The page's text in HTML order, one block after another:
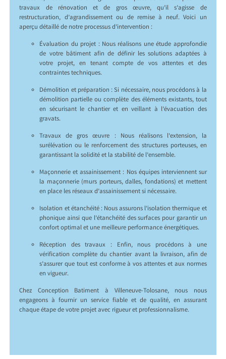
travaux de rénovation et de gros œuvre, qu’il s’agisse de
restructuration, d’agrandissement ou de remise à neuf. Voici un
aperçu détaillé de notre processus d’intervention :
Évaluation du projet : Nous réalisons une étude approfondie
de votre bâtiment afin de définir les solutions adaptées à
votre projet, en tenant compte de vos attentes et des
contraintes techniques.
Démolition et préparation : Si nécessaire, nous procédons à la
démolition partielle ou complète des éléments existants, tout
en sécurisant le chantier et en veillant à l’évacuation des
gravats.
Travaux de gros œuvre : Nous réalisons l’extension, la
surélévation ou le renforcement des structures porteuses, en
garantissant la solidité et la stabilité de l’ensemble.
Maçonnerie et assainissement : Nos équipes interviennent sur
la maçonnerie (murs porteurs, dalles, fondations) et mettent
en place les réseaux d’assainissement si nécessaire.
Isolation et étanchéité : Nous assurons l’isolation thermique et
phonique ainsi que l’étanchéité des surfaces pour garantir un
confort optimal et une meilleure performance énergétiques.
Réception des travaux : Enfin, nous procédons à une
vérification complète du chantier avant la livraison, afin de
s’assurer que tout est conforme à vos attentes et aux normes
en vigueur.
Chez Conception Batiment à Villeneuve-Tolosane, nous nous
engageons à fournir un service fiable et de qualité, en assurant
chaque étape de votre projet avec rigueur et professionnalisme.